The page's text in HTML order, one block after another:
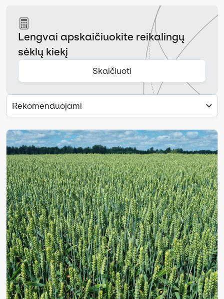
Lengvai apskaičiuokite reikalingų
sėklų kiekį
Skaičiuoti
Rekomenduojami